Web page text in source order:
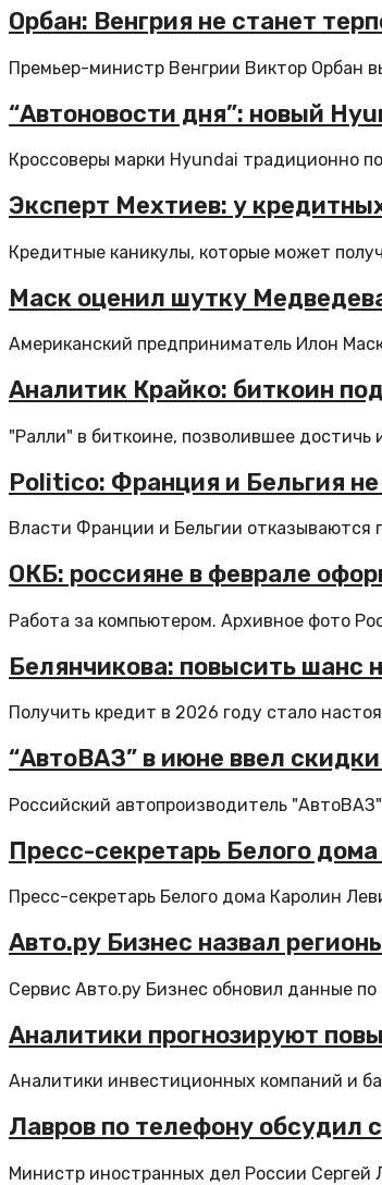
Орбан: Венгрия не станет
Премьер-министр Венгрии Виктор Орбан
“Автоновости дня”: новый
Кроссоверы марки Hyundai традиционно
Эксперт Мехтиев: у
Кредитные каникулы, которые может
Маск оценил шутку
Американский предприниматель Илон
Аналитик Крайко: биткоин
"Ралли" в биткоине, позволившее
Politico: Франция и Бельгия
Власти Франции и Бельгии отказываются
ОКБ: россияне в феврале
Работа за компьютером. Архивное фото
Белянчикова: повысить
Получить кредит в 2026 году стало
“АвтоВАЗ” в июне ввел
Российский автопроизводитель
Пресс-секретарь Белого
Пресс-секретарь Белого дома Каролин
Авто.ру Бизнес назвал
Сервис Авто.ру Бизнес обновил данные
Аналитики прогнозируют
Аналитики инвестиционных компаний и
Лавров по телефону обсудил
Министр иностранных дел России Сергей